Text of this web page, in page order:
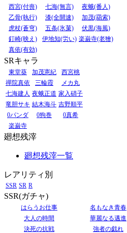
西宮(付喪)
七海(無言)
夜蛾(番人)
乙骨(執行)
漆(全開速)
加茂(羂索)
虎杖(蒼穹)
五条(氷菓)
伏黒(海風)
釘崎(映え)
伊地知(労い) 楽巌寺(老獪)
真依(有効)
SRキャラ
東堂葵 加茂憲紀
西宮桃
禪院真依
三輪霞
メカ丸
七海建人 夜蛾正道 家入硝子
竜胆サキ 結木海斗 吉野順平
0パンダ
0狗巻
0真希
楽巌寺
廻想残滓
廻想残滓一覧
レアリティ別
SSR SR R
SSR(ガチャ)
はらうお仕事 名もなき青春
大人の時間
華麗なる邁進
決死の抗戦
強者の戯れ